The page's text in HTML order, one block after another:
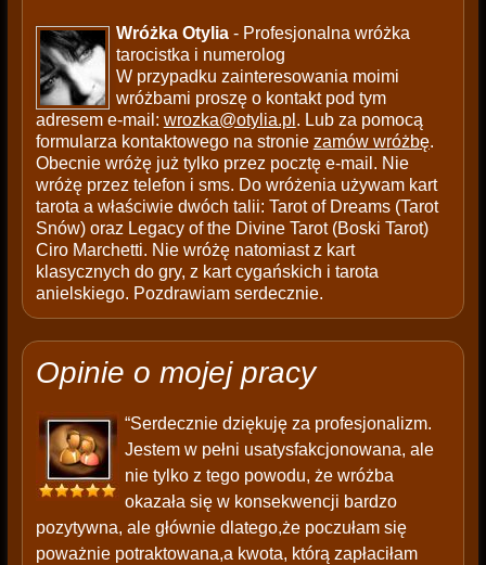
Wróżka Otylia- Profesjonalna wróżka
tarocistka i numerolog
W przypadku zainteresowania moimi
wróżbami proszę o kontakt pod tym
adresem e-mail: wrozka@otylia.pl . Lub za pomocą
formularza kontaktowego na stronie zamów wróżbę.
Obecnie wróżę już tylko przez pocztę e-mail. Nie
wróżę przez telefon i sms. Do wróżenia używam kart
tarota a właściwie dwóch talii: Tarot of Dreams (Tarot
Snów) oraz Legacy of the Divine Tarot (Boski Tarot)
Ciro Marchetti. Nie wróżę natomiast z kart
klasycznych do gry, z kart cygańskich i tarota
anielskiego. Pozdrawiam serdecznie.
Opinie o mojej pracy
“Serdecznie dziękuję za profesjonalizm.
Jestem w pełni usatysfakcjonowana, ale
nie tylko z tego powodu, że wróżba
okazała się w konsekwencji bardzo
pozytywna, ale głównie dlatego,że poczułam się
poważnie potraktowana,a kwota, którą zapłaciłam